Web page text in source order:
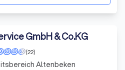
GmbH & Co.KG
(22)
Altenbeken